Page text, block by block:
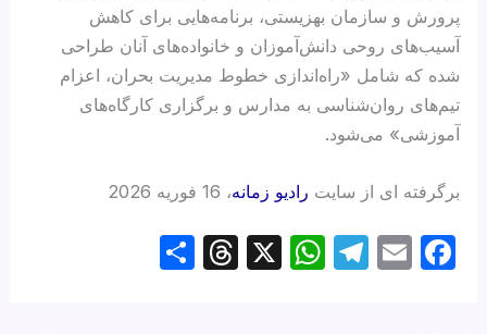
پرورش و سازمان بهزیستی، برنامه‌هایی برای کاهش
آسیب‌های روحی دانش‌آموزان و خانواده‌های آنان طراحی
شده که شامل «راه‌اندازی خطوط مدیریت بحران، اعزام
تیم‌های روان‌شناسی به مدارس و برگزاری کارگاه‌های
آموزشی» می‌شود.
برگرفته ای از سایت رادیو زمانه، 16 فوریه 2026
F
E
T
W
X
T